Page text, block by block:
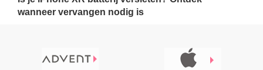
wanneer vervangen nodig is